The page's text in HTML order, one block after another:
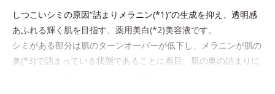
しつこいシミの原因“詰まりメラニン(*1)”の生成を抑え、透明感
あふれる輝く肌を目指す、薬用美白(*2)美容液です。
シミがある部分は肌のターンオーバーが低下し、メラニンが肌の
奥(*3)で詰まっている状態であることに着目。肌の奥の詰まりに